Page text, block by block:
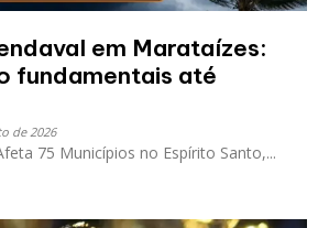
em Marataízes:
fundamentais até
de 2026
75 Municípios no Espírito Santo,...